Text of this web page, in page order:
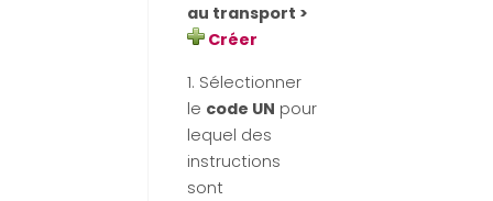
au transport >
Créer
1. Sélectionner
le code UN pour
lequel des
instructions
sont